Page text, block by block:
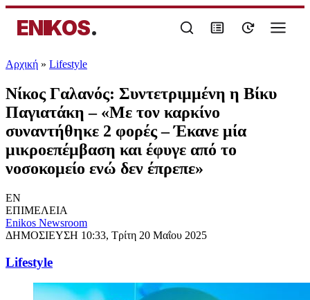
ENIKOS.
Αρχική » Lifestyle
Νίκος Γαλανός: Συντετριμμένη η Βίκυ
Παγιατάκη – «Με τον καρκίνο
συναντήθηκε 2 φορές – Έκανε μία
μικροεπέμβαση και έφυγε από το
νοσοκομείο ενώ δεν έπρεπε»
EN
ΕΠΙΜΕΛΕΙΑ
Enikos Newsroom
ΔΗΜΟΣΙΕΥΣΗ 10:33, Τρίτη 20 Μαΐου 2025
Lifestyle